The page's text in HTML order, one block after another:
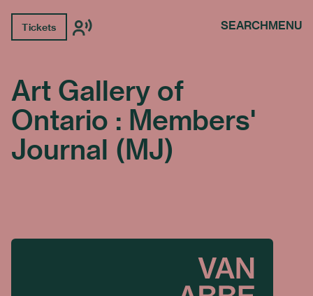
Tickets SEARCHMENU
Art Gallery of
Ontario : Members'
Journal (MJ)